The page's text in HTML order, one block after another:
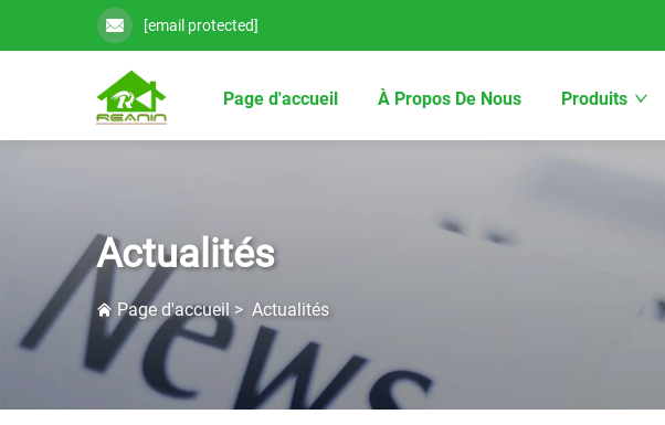
[email protected]
Page d'accueil À Propos De Nous Produits
Actualités
Page d'accueil > Actualités